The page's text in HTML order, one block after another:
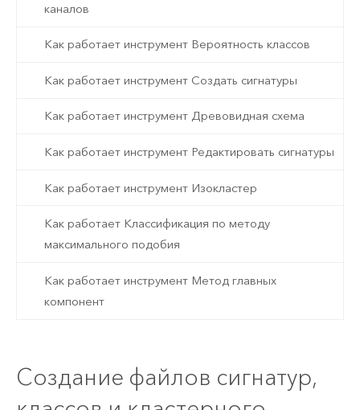
каналов
Как работает инструмент Вероятность классов
Как работает инструмент Создать сигнатуры
Как работает инструмент Древовидная схема
Как работает инструмент Редактировать сигнатуры
Как работает инструмент Изокластер
Как работает Классификация по методу
максимального подобия
Как работает инструмент Метод главных
компонент
Создание файлов сигнатур,